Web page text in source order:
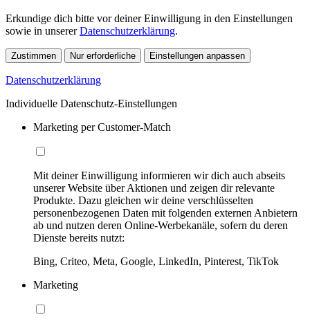
Erkundige dich bitte vor deiner Einwilligung in den Einstellungen
sowie in unsererDatenschutzerklärung.
Zustimmen Nur erforderliche Einstellungen anpassen
Datenschutzerklärung
Individuelle Datenschutz-Einstellungen
Marketing per Customer-Match
Mit deiner Einwilligung informieren wir dich auch abseits
unserer Website über Aktionen und zeigen dir relevante
Produkte. Dazu gleichen wir deine verschlüsselten
personenbezogenen Daten mit folgenden externen Anbietern
ab und nutzen deren Online-Werbekanäle, sofern du deren
Dienste bereits nutzt:
Bing, Criteo, Meta, Google, LinkedIn, Pinterest, TikTok
Marketing